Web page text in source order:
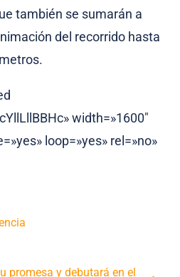
también se sumarán a
del recorrido hasta
width=»1600″
loop=»yes» rel=»no»
promesa y debutará en el